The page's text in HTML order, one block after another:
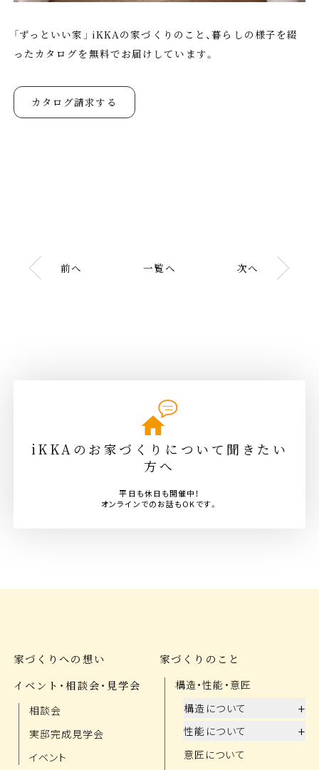
「ずっといい家」 iKKAの家づくりのこと、暮らしの様子を綴
ったカタログを無料でお届けしています。
カタログ請求する
前へ 一覧へ 次へ
iKKAのお家づくりについて聞きたい
方へ
平日も休日も開催中！
オンラインでのお話もOKです。
家づくりへの想い
イベント・相談会・見学会
相談会
実邸完成見学会
イベント
家づくりのこと
構造・性能・意匠
構造について
+
性能について +
意匠について